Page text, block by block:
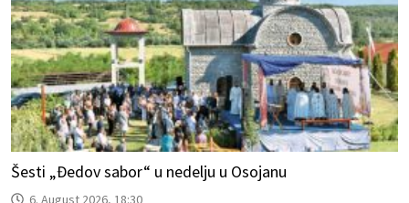
Šesti „Đedov sabor“ u nedelju u Osojanu
6. August 2026, 18:30